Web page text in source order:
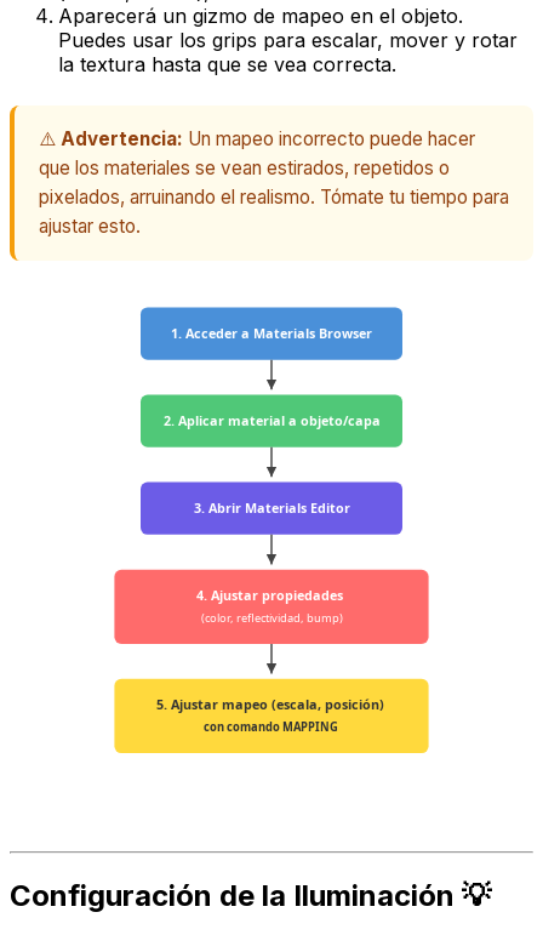
Aparecerá un gizmo de mapeo en el objeto.
Puedes usar los grips para escalar, mover y rotar
la textura hasta que se vea correcta.
⚠️ Advertencia: Un mapeo incorrecto puede hacer
que los materiales se vean estirados, repetidos o
pixelados, arruinando el realismo. Tómate tu tiempo para
ajustar esto.
1. Acceder a Materials Browser
2. Aplicar material a objeto/capa
3. Abrir Materials Editor
4. Ajustar propiedades
(color, reflectividad, bump)
5. Ajustar mapeo (escala, posición)
con comando MAPPING
Configuración de la Iluminación 💡